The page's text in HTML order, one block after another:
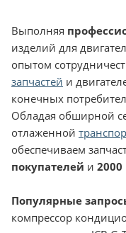
Выполняя
изделий для
опытом
запчастей и
конечных
Обладая обширной
отлаженной
обеспечиваем
покупателей и
Популярные
компрессор